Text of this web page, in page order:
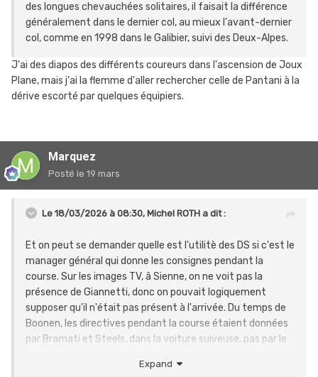
des longues chevauchées solitaires, il faisait la différence
généralement dans le dernier col, au mieux l'avant-dernier
col, comme en 1998 dans le Galibier, suivi des Deux-Alpes.
J'ai des diapos des différents coureurs dans l'ascension de Joux
Plane, mais j'ai la flemme d'aller rechercher celle de Pantani à la
dérive escorté par quelques équipiers.
Marquez
Posté le 19 mars
Le 18/03/2026 à 08:30, Michel ROTH a dit :
Et on peut se demander quelle est l'utilitè des DS si c'est le
manager général qui donne les consignes pendant la
course. Sur les images TV, â Sienne, on ne voit pas la
présence de Giannetti, donc on pouvait logiquement
supposer qu'il n'était pas présent à l'arrivée. Du temps de
Boonen, les directives pendant la course étaient données
par Bramati et Steels, dans la voiture suiveuse, pas par le
Expand